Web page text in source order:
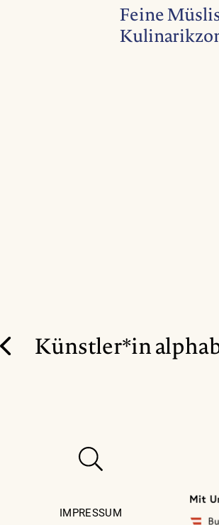
Feine
Künstler*in
IMPRESSUM